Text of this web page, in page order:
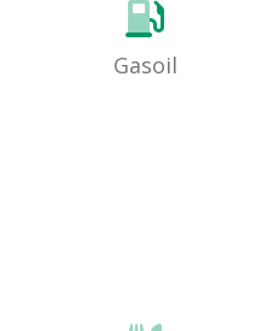
Gasoil